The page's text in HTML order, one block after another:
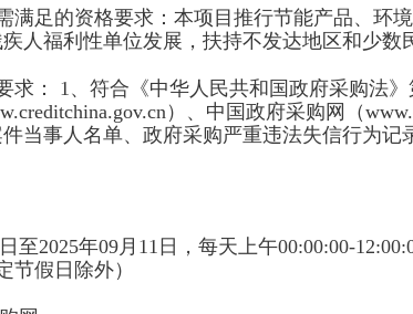
满足的资格要求： 本项目推行节能产品、环
人福利性单位发展，扶持不发达地区和少数
求： 1、符合《中华人民共和国政府采购法
）、中国政府采购网（
当事人名单、政府采购严重违法失信行为记
至2025年09月11日 ，每天上午00:00:00-
节假日除外）